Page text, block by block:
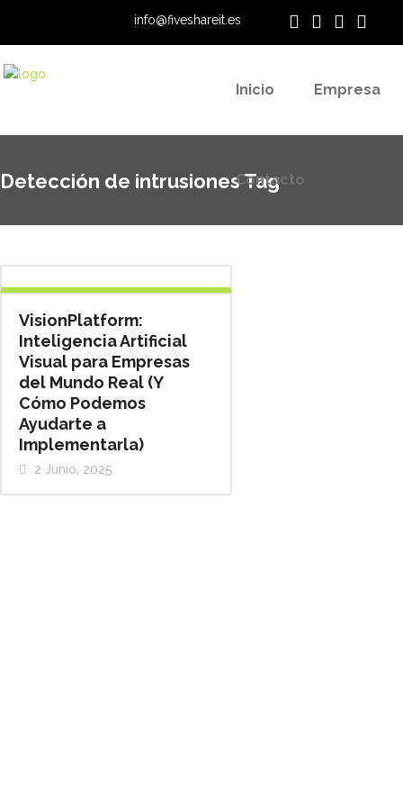
info@fiveshareit.es
Inicio Empresa
Contacto
Contacto
Detección de intrusiones Tag
VisionPlatform:
Inteligencia Artificial
Visual para Empresas
del Mundo Real (Y
Cómo Podemos
Ayudarte a
Implementarla)
2 Junio, 2025